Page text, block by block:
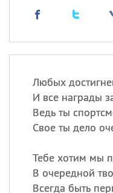
Любых
И все награды
Ведь ты
Свое ты дело
Тебе хотим мы
В очередной
Всегда быть